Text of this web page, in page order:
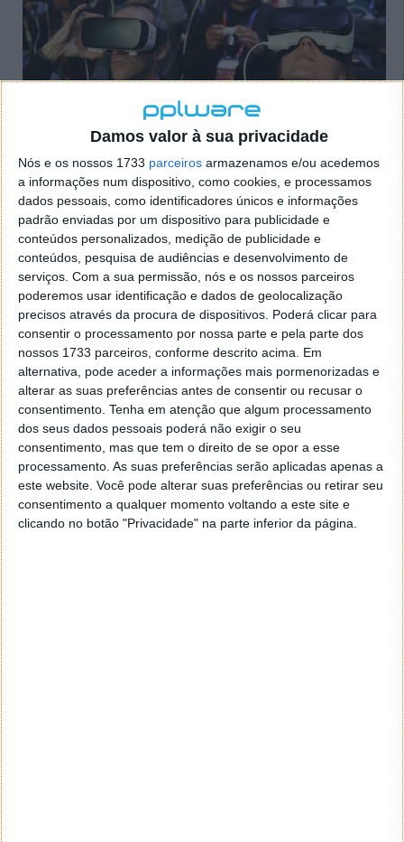
Damos valor à sua privacidade
Nós e os nossos 1733 parceiros armazenamos e/ou acedemos
a informações num dispositivo, como cookies, e processamos
dados pessoais, como identificadores únicos e informações
padrão enviadas por um dispositivo para publicidade e
conteúdos personalizados, medição de publicidade e
conteúdos, pesquisa de audiências e desenvolvimento de
serviços. Com a sua permissão, nós e os nossos parceiros
poderemos usar identificação e dados de geolocalização
precisos através da procura de dispositivos. Poderá clicar para
consentir o processamento por nossa parte e pela parte dos
nossos 1733 parceiros, conforme descrito acima. Em
alternativa, pode aceder a informações mais pormenorizadas e
alterar as suas preferências antes de consentir ou recusar o
consentimento. Tenha em atenção que algum processamento
dos seus dados pessoais poderá não exigir o seu
consentimento, mas que tem o direito de se opor a esse
processamento. As suas preferências serão aplicadas apenas a
este website. Você pode alterar suas preferências ou retirar seu
consentimento a qualquer momento voltando a este site e
clicando no botão "Privacidade" na parte inferior da página.
Agora já pode instalar apps a partir do
Facebook Messenger
26 MAR 2015·NOTÍCIAS 25 COMENTÁRIOS
Conheça ainda a plataforma Businesses on
Messenger
Foi no evento do Facebook de ontem, F8, que foram
apresentadas mais novidades ligadas a esta rede
social. Uma das mais salientes foi a renovação da
app Facebook Messenger que passará agora a ser
independente e não será apenas uma app de
conversação mas sim uma paltaforma a partir de
onde as pessoas podem instalar aplicações, tendo